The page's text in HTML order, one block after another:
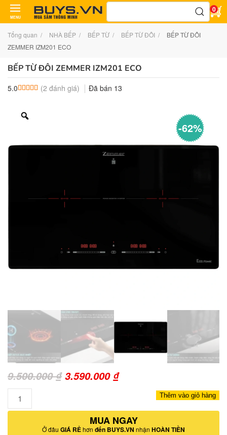
MENU
Tìm
0
Tổng quan NHÀ BẾP BẾP TỪ BẾP TỪ ĐÔI
BẾP TỪ ĐÔI
ZEMMER IZM201 ECO
BẾP TỪ ĐÔI ZEMMER IZM201 ECO
5.0 5.0 trên 5 dựa trên
2 đánh giá
(2 đánh giá) Đã bán 13
-62%
9.500.000₫ Giá
9.500.000 ₫.
3.590.000 ₫Giá
là:
lượng
Thêm vào giỏ hàng
MUA NGAY
Ở đâu GIÁ RẺhơn đến BUYS.VN nhận HOÀN TIỀN